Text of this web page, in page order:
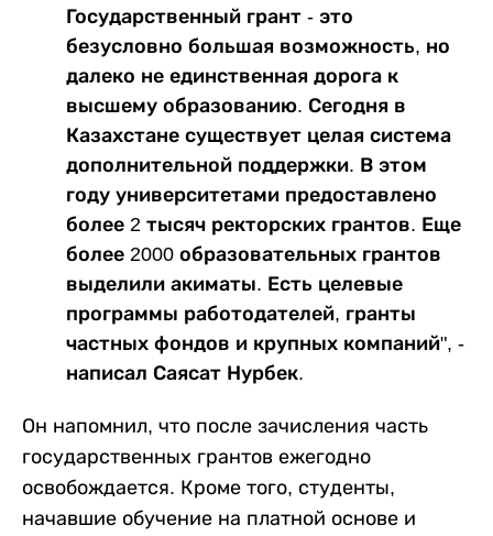
Государственный грант - это
безусловно большая возможность, но
далеко не единственная дорога к
высшему образованию. Сегодня в
Казахстане существует целая система
дополнительной поддержки. В этом
году университетами предоставлено
более 2 тысяч ректорских грантов. Еще
более 2000 образовательных грантов
выделили акиматы. Есть целевые
программы работодателей, гранты
частных фондов и крупных компаний", -
написал Саясат Нурбек.
Он напомнил, что после зачисления часть
государственных грантов ежегодно
освобождается. Кроме того, студенты,
начавшие обучение на платной основе и